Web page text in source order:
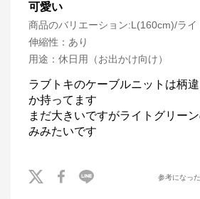
可愛い
商品のバリエーション:L(160cm)/ライ
伸縮性 ： あり
用途 ： 休日用（お出かけ向け）
ラブトキのケーブルニットは柄
か持ってます
まだ大きいですがライトグリー
みみたいです
参考になった